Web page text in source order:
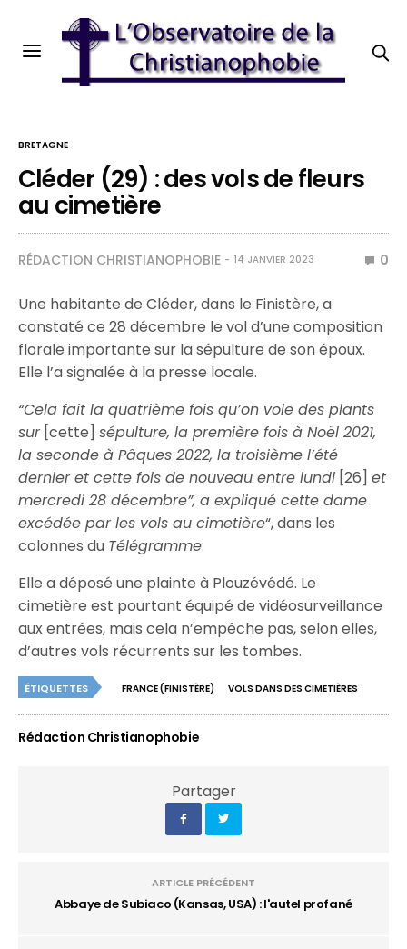
BRETAGNE
Cléder (29) : des vols de fleurs
au cimetière
RÉDACTION CHRISTIANOPHOBIE 14 JANVIER 2023 0
Une habitante de Cléder, dans le Finistère, a
constaté ce 28 décembre le vol d’une composition
florale importante sur la sépulture de son époux.
Elle l’a signalée à la presse locale.
“Cela fait la quatrième fois qu’on vole des plants
sur[cette]sépulture, la première fois à Noël 2021,
la seconde à Pâques 2022, la troisième l’été
dernier et cette fois de nouveau entre lundi [26]et
mercredi 28 décembre”, a expliqué cette dame
excédée par les vols au cimetière“, dans les
colonnes du Télégramme.
Elle a déposé une plainte à Plouzévédé. Le
cimetière est pourtant équipé de vidéosurveillance
aux entrées, mais cela n’empêche pas, selon elles,
d’autres vols récurrents sur les tombes.
ÉTIQUETTES FRANCE (FINISTÈRE) VOLS DANS DES CIMETIÈRES
Rédaction Christianophobie
Partager
ARTICLE PRÉCÉDENT
Abbaye de Subiaco (Kansas, USA) : l'autel profané